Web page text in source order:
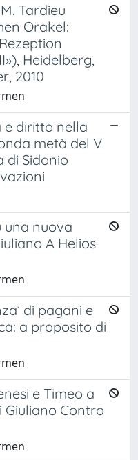
Tardieu
Orakel:
Heidelberg,
2010
e diritto nella
metà del V
di Sidonio
una nuova
A Helios
di pagani e
a proposito di
e Timeo a
Contro